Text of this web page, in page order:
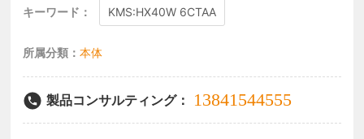
キーワード： KMS:HX40W 6CTAA
所属分類：本体
製品コンサルティング： 13841544555